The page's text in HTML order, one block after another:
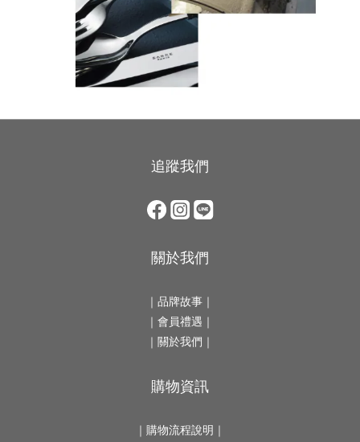
追蹤我們
關於我們
｜ 品牌故事 ｜
｜會員禮遇｜
｜ 關於我們 ｜
購物資訊
｜ 購物流程說明 ｜